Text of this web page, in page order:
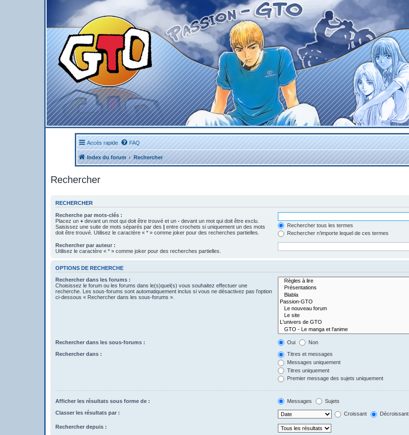
Accès rapide FAQ
Index du forum Rechercher
Rechercher
RECHERCHER
Recherche par mots-clés :
Placez un + devant un mot qui doit être trouvé et un - devant un mot qui doit être exclu.
Saisissez une suite de mots séparés par des | entre crochets si uniquement un des mots
doit être trouvé. Utilisez le caractère « * » comme joker pour des recherches partielles.
Rechercher tous les termes
Rechercher n’importe lequel de ces termes
Rechercher par auteur :
Utilisez le caractère « * » comme joker pour des recherches partielles.
OPTIONS DE RECHERCHE
Rechercher dans les forums :
Choisissez le forum ou les forums dans le(s)quel(s) vous souhaitez effectuer une
recherche. Les sous-forums sont automatiquement inclus si vous ne désactivez pas l’option
ci-dessous « Rechercher dans les sous-forums ».
Rechercher dans les sous-forums : Oui Non
Rechercher dans :
Titres et messages
Messages uniquement
Titres uniquement
Premier message des sujets uniquement
Afficher les résultats sous forme de : Messages Sujets
Classer les résultats par : Croissant Décroissant
Rechercher depuis :